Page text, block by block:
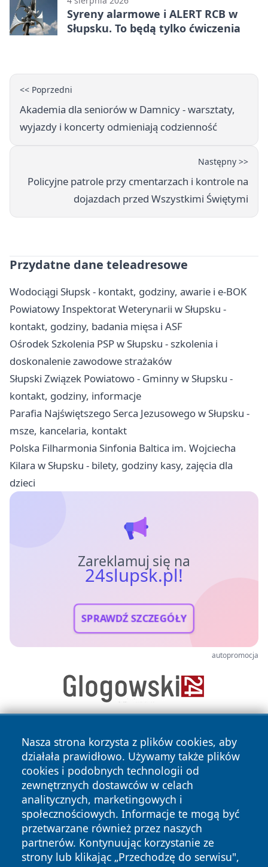
Syreny alarmowe i ALERT RCB w
Słupsku. To będą tylko ćwiczenia
<< Poprzedni
Akademia dla seniorów w Damnicy - warsztaty,
wyjazdy i koncerty odmieniają codzienność
Następny >>
Policyjne patrole przy cmentarzach i kontrole na
dojazdach przed Wszystkimi Świętymi
Przydatne dane teleadresowe
Wodociągi Słupsk - kontakt, godziny, awarie i e-BOK
Powiatowy Inspektorat Weterynarii w Słupsku -
kontakt, godziny, badania mięsa i ASF
Ośrodek Szkolenia PSP w Słupsku - szkolenia i
doskonalenie zawodowe strażaków
Słupski Związek Powiatowo - Gminny w Słupsku -
kontakt, godziny, informacje
Parafia Najświętszego Serca Jezusowego w Słupsku -
msze, kancelaria, kontakt
Polska Filharmonia Sinfonia Baltica im. Wojciecha
Kilara w Słupsku - bilety, godziny kasy, zajęcia dla
dzieci
Zareklamuj się na
24slupsk.pl!
SPRAWDŹ SZCZEGÓŁY
autopromocja
Nasza strona korzysta z plików cookies, aby
działała prawidłowo. Używamy także plików
cookies i podobnych technologii od
zewnętrznych dostawców w celach
analitycznych, marketingowych i
społecznościowych. Informacje te mogą być
przetwarzane również przez naszych
partnerów. Kontynuując korzystanie ze
strony lub klikając „Przechodzę do serwisu",
Copyright © 2026 24slupsk.pl Wszystkie prawa zastrzeżone.
News Autorzy
Polityka
Prywatności
Polityka
Cookies